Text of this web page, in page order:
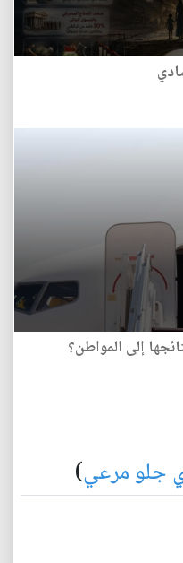
إلى المواطن؟
جلو مرعي)